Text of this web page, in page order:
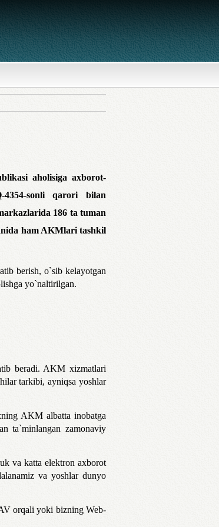
aholisiga axborot-
4354-sonli qarori bilan
186 ta tuman
ham AKMlari tashkil
berish, o`sib kelayotgan
yo`naltirilgan.
beradi. AKM xizmatlari
tarkibi, ayniqsa yoshlar
AKM albatta inobatga
ta`minlangan zamonaviy
va katta elektron axborot
va yoshlar dunyo
orqali yoki bizning Web-